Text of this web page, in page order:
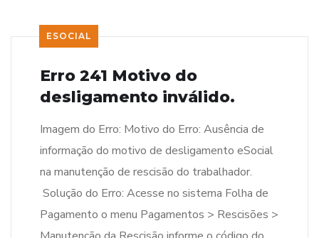
ESOCIAL
Erro 241 Motivo do
desligamento inválido.
Imagem do Erro: Motivo do Erro: Ausência de
informação do motivo de desligamento eSocial
na manutenção de rescisão do trabalhador.
Solução do Erro: Acesse no sistema Folha de
Pagamento o menu Pagamentos > Rescisões >